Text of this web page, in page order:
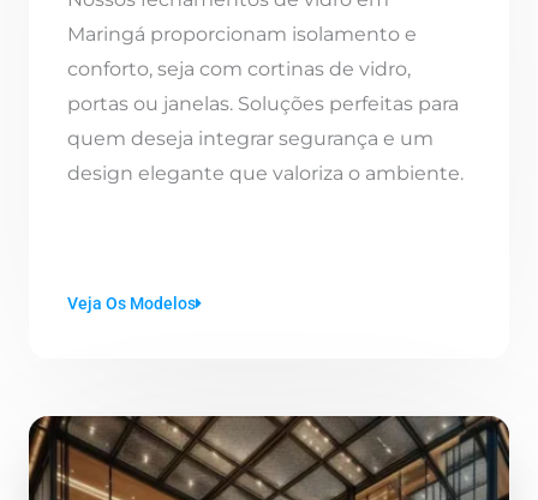
Maringá proporcionam isolamento e
conforto, seja com cortinas de vidro,
portas ou janelas. Soluções perfeitas para
quem deseja integrar segurança e um
design elegante que valoriza o ambiente.
Veja Os Modelos